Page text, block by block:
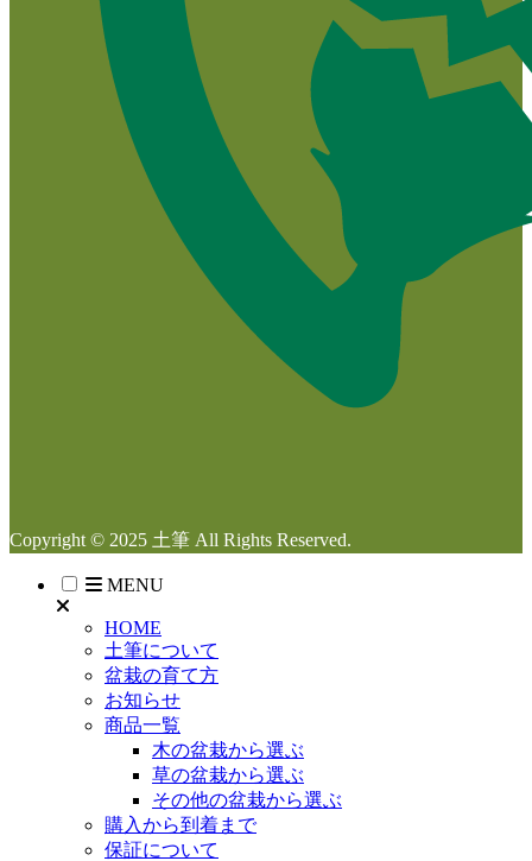
Copyright © 2025 土筆 All Rights Reserved.
MENU
HOME
土筆について
盆栽の育て方
お知らせ
商品一覧
木の盆栽から選ぶ
草の盆栽から選ぶ
その他の盆栽から選ぶ
購入から到着まで
保証について